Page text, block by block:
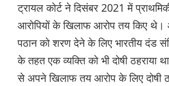
ट्रायल कोर्ट ने दिसंबर 2021 में
आरोपियों के खिलाफ आरोप तय किए
पठान को शरण देने के लिए भारतीय दंड
के तहत एक व्यक्ति को भी दोषी ठहराया
से अपने खिलाफ तय आरोप के लिए दोषी